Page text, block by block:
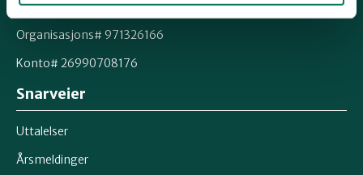
E-post:telemark@naturvernforbundet.no
Organisasjons# 971326166
Konto# 26990708176
Snarveier
Uttalelser
Årsmeldinger